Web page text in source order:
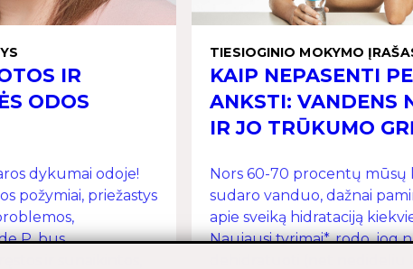
IR
ODOS
dykumai odoje!
požymiai, priežastys
P, bus
TIESIOGINIO MOKYMO
KAIP NEPASENTI
ANKSTI: VANDENS
IR JO TRŪKUMO
Nors 60-70 procentų mūsų
sudaro vanduo, dažnai
apie sveiką hidrataciją
Naujausi tyrimai*, rodo, jog